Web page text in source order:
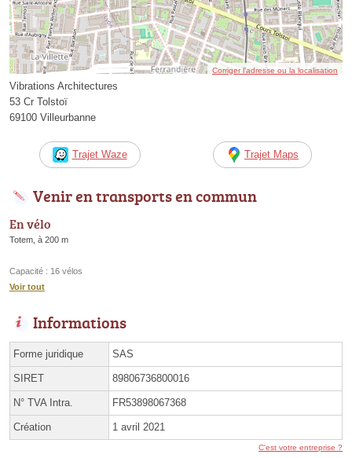
Corriger l’adresse ou la localisation
Vibrations Architectures
53 Cr Tolstoï
69100 Villeurbanne
Trajet Waze Trajet Maps
Venir en transports en commun
En vélo
Totem, à 200 m
Capacité : 16 vélos
Voir tout
Informations
Forme juridique SAS
SIRET 89806736800016
N° TVA Intra. FR53898067368
Création 1 avril 2021
C'est votre entreprise ?